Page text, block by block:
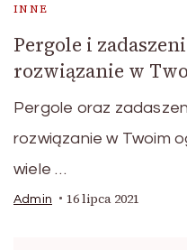
INNE
Pergole i
rozwiązanie w
Pergole oraz
rozwiązanie w Twoim
wiele …
Admin 16 lipca 2021